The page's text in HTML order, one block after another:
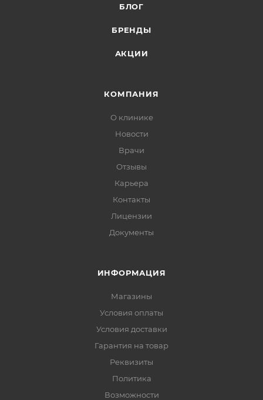
БЛОГ
БРЕНДЫ
АКЦИИ
КОМПАНИЯ
О клинике
Новости
Врачи
Отзывы
Карьера
Контакты
Лицензии
Документы
ИНФОРМАЦИЯ
Магазины
Условия оплаты
Условия доставки
Гарантия на товар
Реквизиты
Политика
Возможности